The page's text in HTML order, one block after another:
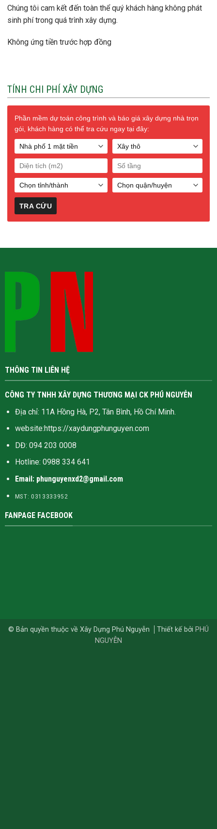
Chúng tôi cam kết đến toàn thể quý khách hàng không phát
sinh phí trong quá trình xây dựng.
Không ứng tiền trước hợp đồng
TÍNH CHI PHÍ XÂY DỰNG
Phần mềm dự toán công trình và báo giá xây dựng nhà trọn
gói, khách hàng có thể tra cứu ngay tại đây:
THÔNG TIN LIÊN HỆ
CÔNG TY TNHH XÂY DỰNG THƯƠNG MẠI CK PHÚ NGUYỄN
Địa chỉ: 11A Hồng Hà, P2, Tân Bình, Hồ Chí Minh.
website:https://xaydungphunguyen.com
DĐ: 094 203 0008
Hotline: 0988 334 641
Email: phunguyenxd2@gmail.com
MST: 0313333952
FANPAGE FACEBOOK
© Bản quyền thuộc về Xây Dựng Phú Nguyễn Thiết kế bởi PHÚ
NGUYỄN